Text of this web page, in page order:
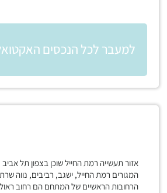
למעבר לכל הנכסים
אזור תעשייה רמת החייל שוכן בצפון תל
המגורים רמת החייל, ישגב, רביבים, נווה
הרחובות הראשיים של המתחם הם רחוב ראול